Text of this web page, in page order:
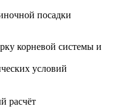
посадки
корневой системы и
условий
расчёт